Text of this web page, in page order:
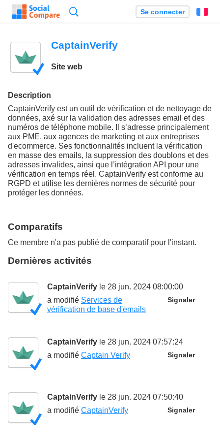
Se connecter
CaptainVerify
Site web
Description
CaptainVerify est un outil de vérification et de nettoyage de
données, axé sur la validation des adresses email et des
numéros de téléphone mobile. Il s’adresse principalement
aux PME, aux agences de marketing et aux entreprises
d'ecommerce. Ses fonctionnalités incluent la vérification
en masse des emails, la suppression des doublons et des
adresses invalides, ainsi que l’intégration API pour une
vérification en temps réel. CaptainVerify est conforme au
RGPD et utilise les dernières normes de sécurité pour
protéger les données.
Comparatifs
Ce membre n'a pas publié de comparatif pour l'instant.
Dernières activités
CaptainVerify le 28 jun. 2024 08:00:00
Signaler
a modifié Services de
vérification de base d'emails
CaptainVerify le 28 jun. 2024 07:57:24
Signaler
a modifié Captain Verify
CaptainVerify le 28 jun. 2024 07:50:40
Signaler
a modifié CaptainVerify